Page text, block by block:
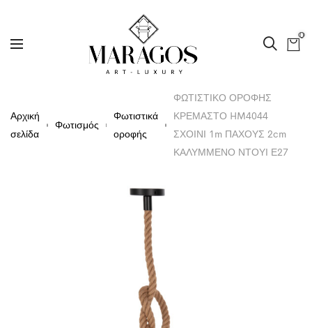
0
Αρχική
σελίδα
Φωτισμός
Φωτιστικά
οροφής
ΦΩΤΙΣΤΙΚΟ ΟΡΟΦΗΣ
ΚΡΕΜΑΣΤΟ HM4044
ΣΧΟΙΝΙ 1m ΠΑΧΟΥΣ 2cm
ΚΑΛΥΜΜΕΝΟ ΝΤΟΥΙ Ε27